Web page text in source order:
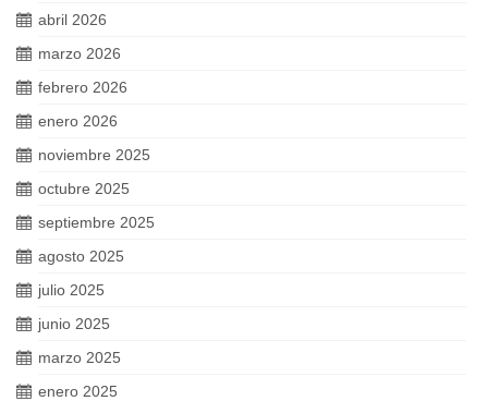
abril 2026
marzo 2026
febrero 2026
enero 2026
noviembre 2025
octubre 2025
septiembre 2025
agosto 2025
julio 2025
junio 2025
marzo 2025
enero 2025